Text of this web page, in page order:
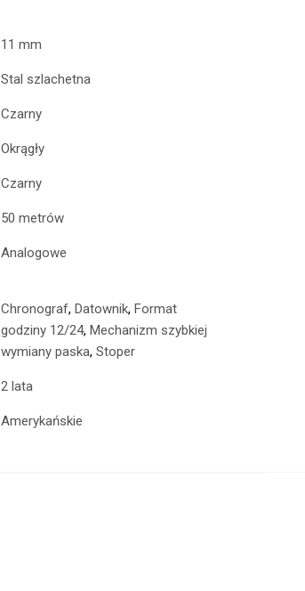
11 mm
Stal szlachetna
Czarny
Okrągły
Czarny
50 metrów
Analogowe
Chronograf, Datownik, Format
godziny 12/24, Mechanizm szybkiej
wymiany paska, Stoper
2 lata
Amerykańskie